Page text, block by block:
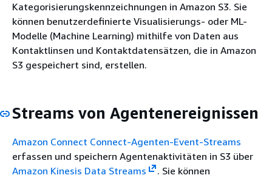
Kategorisierungskennzeichnungen in Amazon S3. Sie
können benutzerdefinierte Visualisierungs- oder ML-
Modelle (Machine Learning) mithilfe von Daten aus
Kontaktlinsen und Kontaktdatensätzen, die in Amazon
S3 gespeichert sind, erstellen.
Streams von Agentenereignissen
Amazon Connect Connect-Agenten-Event-Streams
erfassen und speichern Agentenaktivitäten in S3 über
Amazon Kinesis Data Streams
. Sie können